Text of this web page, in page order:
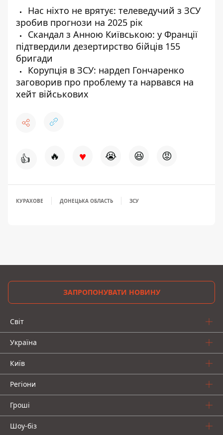
Нас ніхто не врятує: телеведучий з ЗСУ
зробив прогнози на 2025 рік
Скандал з Анною Київською: у Франції
підтвердили дезертирство бійців 155
бригади
Корупція в ЗСУ: нардеп Гончаренко
заговорив про проблему та нарвався на
хейт військових
👍 🔥 ♥ 😭 😆 😡
КУРАХОВЕ ДОНЕЦЬКА ОБЛАСТЬ ЗСУ
ЗАПРОПОНУВАТИ НОВИНУ
Світ
Україна
Київ
Регіони
Гроші
Шоу-біз